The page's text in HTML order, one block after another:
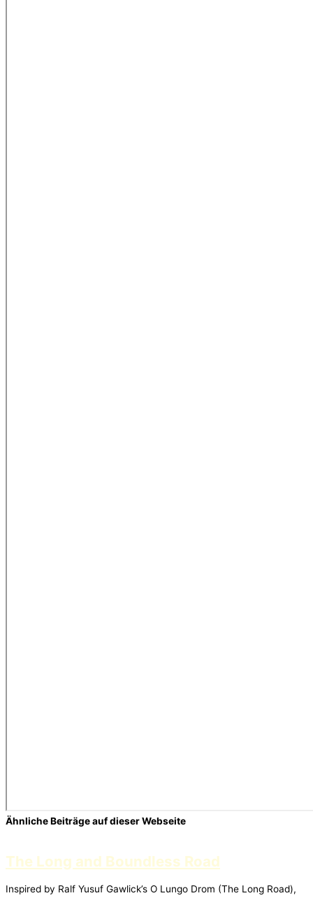
Ähnliche Beiträge auf dieser Webseite
The Long and Boundless Road
Inspired by Ralf Yusuf Gawlick’s O Lungo Drom (The Long Road),